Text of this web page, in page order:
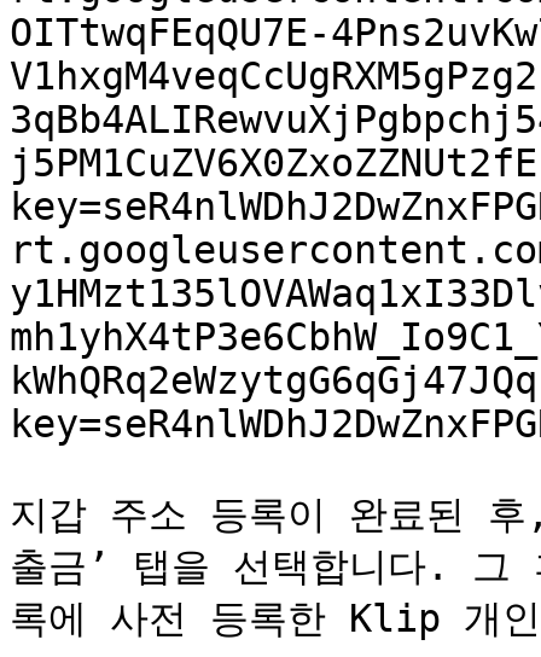
OITtwqFEqQU7E-
지갑 주소 등록이 완료된
출금’ 탭을 선택합니다. 그
록에 사전 등록한 Klip 개